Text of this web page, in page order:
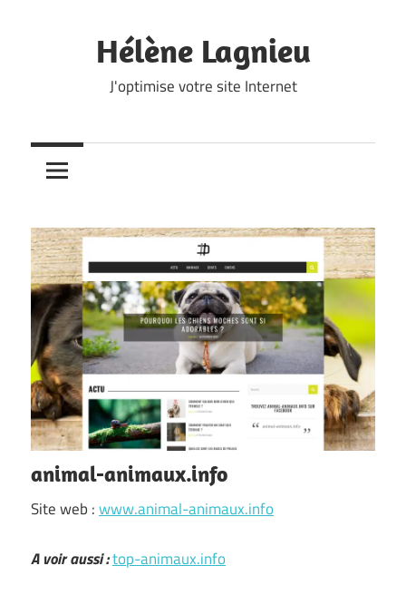
Hélène Lagnieu
J'optimise votre site Internet
animal-animaux.info
Site web :www.animal-animaux.info
A voir aussi :top-animaux.info